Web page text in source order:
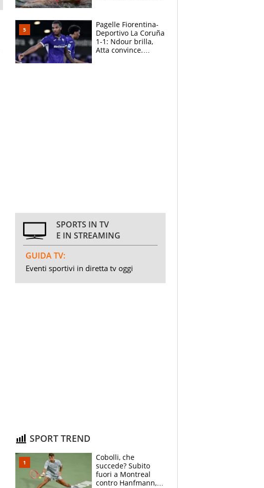
adesso
Pagelle Fiorentina-
Deportivo La Coruña
1-1: Ndour brilla,
Atta convince.
SPORTS IN TV
E IN STREAMING
GUIDA TV:
Eventi sportivi in diretta tv oggi
SPORT TREND
Cobolli, che
succede? Subito
fuori a Montreal
contro Hanfmann,